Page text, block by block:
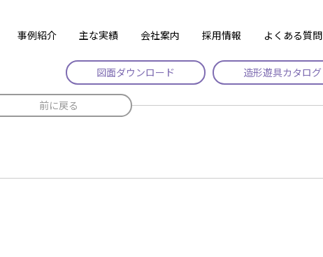
事例紹介 主な実績 会社案内 採用情報 よくある質問
図面ダウンロード 造形遊具カタログ
前に戻る